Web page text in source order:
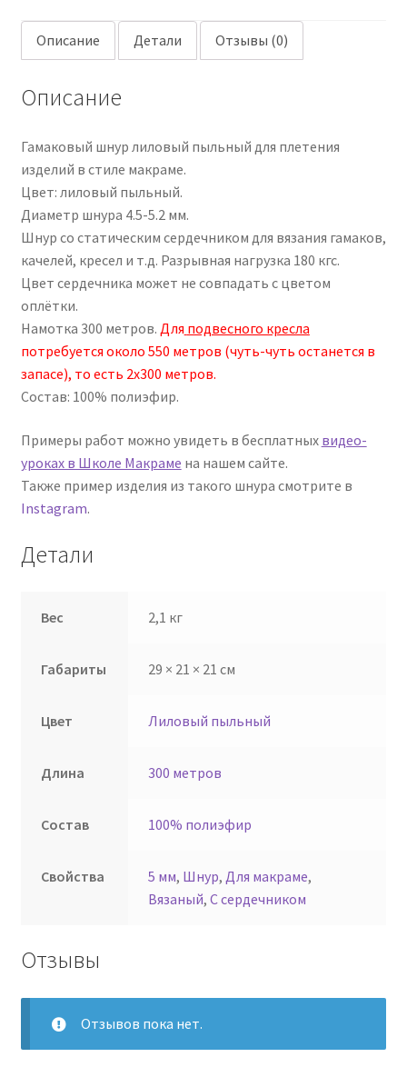
Описание Детали Отзывы (0)
Описание
Гамаковый шнур лиловый пыльный для плетения
изделий в стиле макраме.
Цвет: лиловый пыльный.
Диаметр шнура 4.5-5.2 мм.
Шнур со статическим сердечником для вязания гамаков,
качелей, кресел и т.д. Разрывная нагрузка 180 кгс.
Цвет сердечника может не совпадать с цветом
оплётки.
Намотка 300 метров. Для подвесного кресла
потребуется около 550 метров (чуть-чуть останется в
запасе), то есть 2х300 метров.
Состав: 100% полиэфир.
Примеры работ можно увидеть в бесплатных видео-
уроках в Школе Макраме на нашем сайте.
Также пример изделия из такого шнура смотрите в
Instagram.
Детали
Вес 2,1 кг
Габариты 29 × 21 × 21 см
Цвет Лиловый пыльный
Длина 300 метров
Состав 100% полиэфир
Свойства 5 мм, Шнур,Для макраме,
Вязаный,С сердечником
Отзывы
Отзывов пока нет.